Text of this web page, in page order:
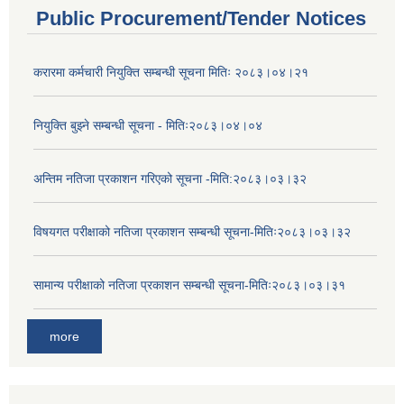
Public Procurement/Tender Notices
करारमा कर्मचारी नियुक्ति सम्बन्धी सूचना मितिः २०८३।०४।२१
नियुक्ति बुझ्ने सम्बन्धी सूचना - मितिः२०८३।०४।०४
अन्तिम नतिजा प्रकाशन गरिएको सूचना -मिति:२०८३।०३।३२
विषयगत परीक्षाको नतिजा प्रकाशन सम्बन्धी सूचना-मितिः२०८३।०३।३२
सामान्य परीक्षाको नतिजा प्रकाशन सम्बन्धी सूचना-मितिः२०८३।०३।३१
more